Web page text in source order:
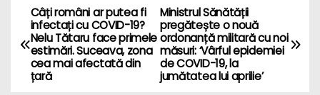
P
o
s
Ministrul Sănătății
pregătește o nouă
ordonanță militară cu noi
măsuri: ‘Vârful epidemiei
de COVID-19, la
jumătatea lui aprilie’
Câți români ar putea fi
infectați cu COVID-19?
Nelu Tătaru face primele
estimări. Suceava, zona
cea mai afectată din
țară